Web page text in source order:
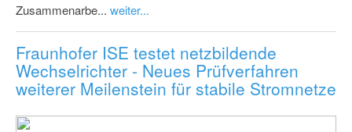
Zusammenarbe... weiter...
Fraunhofer ISE testet netzbildende
Wechselrichter - Neues Prüfverfahren
weiterer Meilenstein für stabile Stromnetze